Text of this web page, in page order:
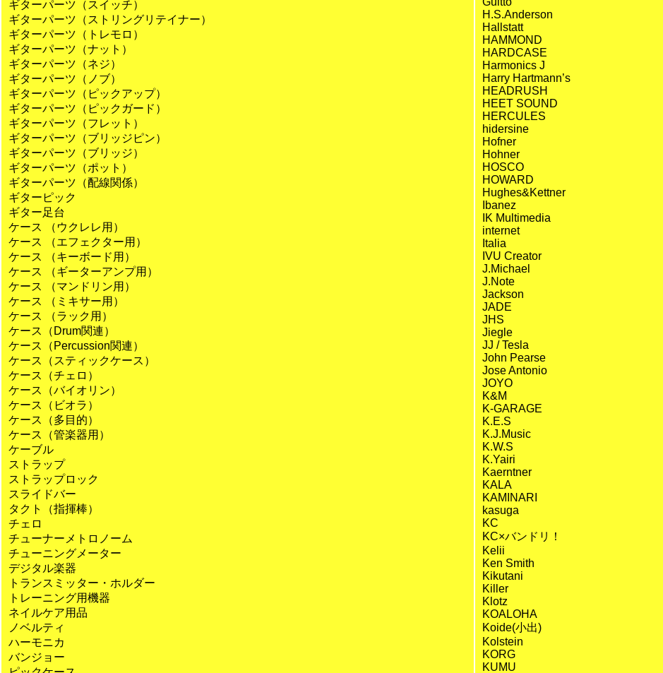
ギターパーツ（スイッチ）
ギターパーツ（ストリングリテイナー）
ギターパーツ（トレモロ）
ギターパーツ（ナット）
ギターパーツ（ネジ）
ギターパーツ（ノブ）
ギターパーツ（ピックアップ）
ギターパーツ（ピックガード）
ギターパーツ（フレット）
ギターパーツ（ブリッジピン）
ギターパーツ（ブリッジ）
ギターパーツ（ポット）
ギターパーツ（配線関係）
ギターピック
ギター足台
ケース （ウクレレ用）
ケース （エフェクター用）
ケース （キーボード用）
ケース （ギーターアンプ用）
ケース （マンドリン用）
ケース （ミキサー用）
ケース （ラック用）
ケース（Drum関連）
ケース（Percussion関連）
ケース（スティックケース）
ケース（チェロ）
ケース（バイオリン）
ケース（ビオラ）
ケース（多目的）
ケース（管楽器用）
ケーブル
ストラップ
ストラップロック
スライドバー
タクト（指揮棒）
チェロ
チューナーメトロノーム
チューニングメーター
デジタル楽器
トランスミッター・ホルダー
トレーニング用機器
ネイルケア用品
ノベルティ
ハーモニカ
バンジョー
H.S.Anderson
Hallstatt
HAMMOND
HARDCASE
Harmonics J
Harry Hartmann’s
HEADRUSH
HEET SOUND
HERCULES
hidersine
Hofner
Hohner
HOSCO
HOWARD
Hughes&Kettner
Ibanez
IK Multimedia
internet
Italia
IVU Creator
J.Michael
J.Note
Jackson
JADE
JHS
Jiegle
JJ / Tesla
John Pearse
Jose Antonio
JOYO
K&M
K-GARAGE
K.E.S
K.J.Music
K.W.S
K.Yairi
Kaerntner
KALA
KAMINARI
kasuga
KC
KC×バンドリ！
Kelii
Ken Smith
Kikutani
Killer
Klotz
KOALOHA
Koide(小出)
Kolstein
KORG
KUMU